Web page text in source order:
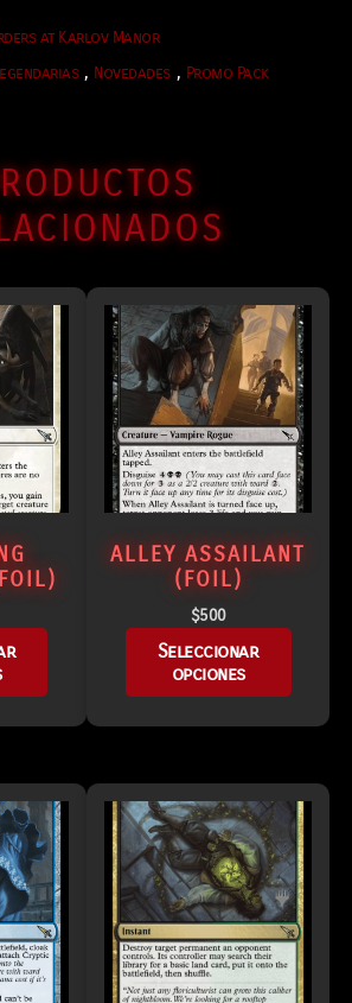
at Karlov Manor
, Novedades , Promo Pack
ALLEY ASSAILANT
(FOIL)
$500
Seleccionar
opciones